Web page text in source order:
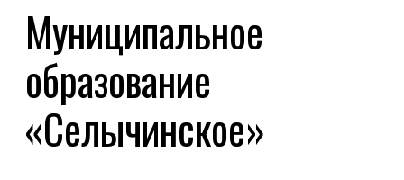
Муниципальное
образование
«Селычинское»